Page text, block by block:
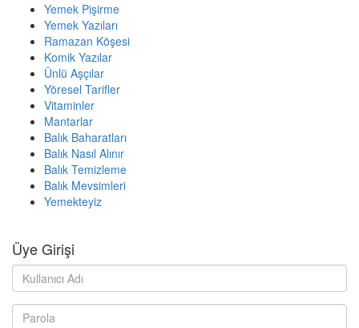
Yemek Pişirme
Yemek Yazıları
Ramazan Köşesi
Komik Yazılar
Ünlü Aşçılar
Yöresel Tarifler
Vitaminler
Mantarlar
Balık Baharatları
Balık Nasıl Alınır
Balık Temizleme
Balık Mevsimleri
Yemekteyiz
Üye Girişi